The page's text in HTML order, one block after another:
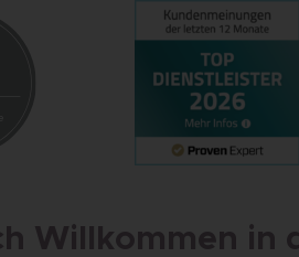
Willkommen in